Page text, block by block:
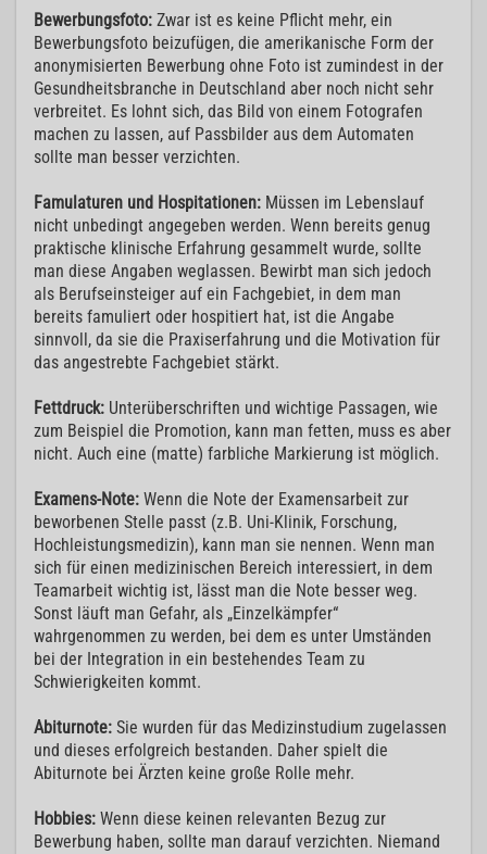
Bewerbungsfoto: Zwar ist es keine Pflicht mehr, ein
Bewerbungsfoto beizufügen, die amerikanische Form der
anonymisierten Bewerbung ohne Foto ist zumindest in der
Gesundheitsbranche in Deutschland aber noch nicht sehr
verbreitet. Es lohnt sich, das Bild von einem Fotografen
machen zu lassen, auf Passbilder aus dem Automaten
sollte man besser verzichten.
Famulaturen und Hospitationen: Müssen im Lebenslauf
nicht unbedingt angegeben werden. Wenn bereits genug
praktische klinische Erfahrung gesammelt wurde, sollte
man diese Angaben weglassen. Bewirbt man sich jedoch
als Berufseinsteiger auf ein Fachgebiet, in dem man
bereits famuliert oder hospitiert hat, ist die Angabe
sinnvoll, da sie die Praxiserfahrung und die Motivation für
das angestrebte Fachgebiet stärkt.
Fettdruck: Unterüberschriften und wichtige Passagen, wie
zum Beispiel die Promotion, kann man fetten, muss es aber
nicht. Auch eine (matte) farbliche Markierung ist möglich.
Examens-Note: Wenn die Note der Examensarbeit zur
beworbenen Stelle passt (z.B. Uni-Klinik, Forschung,
Hochleistungsmedizin), kann man sie nennen. Wenn man
sich für einen medizinischen Bereich interessiert, in dem
Teamarbeit wichtig ist, lässt man die Note besser weg.
Sonst läuft man Gefahr, als „Einzelkämpfer“
wahrgenommen zu werden, bei dem es unter Umständen
bei der Integration in ein bestehendes Team zu
Schwierigkeiten kommt.
Abiturnote: Sie wurden für das Medizinstudium zugelassen
und dieses erfolgreich bestanden. Daher spielt die
Abiturnote bei Ärzten keine große Rolle mehr.
Hobbies: Wenn diese keinen relevanten Bezug zur
Bewerbung haben, sollte man darauf verzichten. Niemand